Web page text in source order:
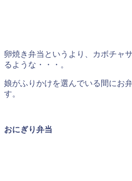
卵焼き弁当というより、カボチャ
るような・・・。
娘がふりかけを選んでいる間にお
す。
おにぎり弁当